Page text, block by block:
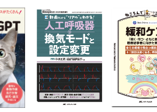
に出ていけないように自室に外から鍵をかけてい
っても対応せず，スタッフステーション内に連れ
されてよいのだろうか？
齢者から怒られ理不尽に思う
汚れていてもそのままにしている
知をしないよう家族が要望する
という高齢者のニーズを満たしていない
した対応ではないことをその看護師に伝えられ
あるのに…
なければならないの？
場所に連れていくのはどうしてだろう？